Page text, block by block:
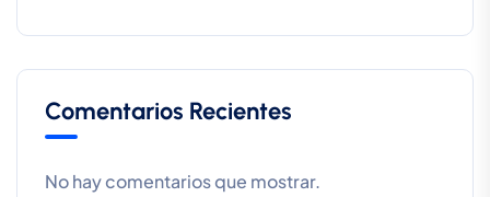
Comentarios Recientes
No hay comentarios que mostrar.